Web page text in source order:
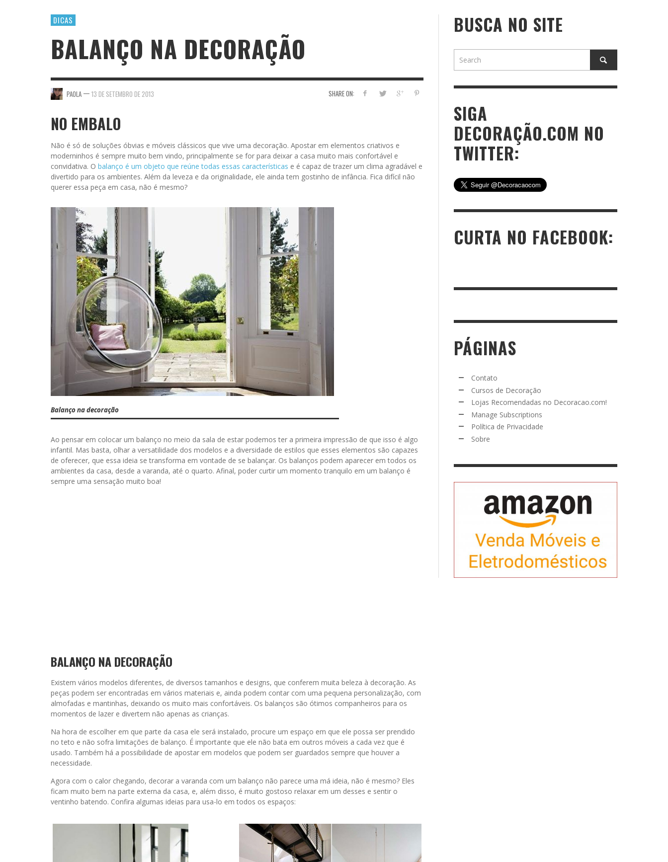
DICAS
BALANÇO NA DECORAÇÃO
SHARE ON:
PAOLA — 13 DE SETEMBRO DE 2013
NO EMBALO
Não é só de soluções óbvias e móveis clássicos que vive uma decoração. Apostar em elementos criativos e
moderninhos é sempre muito bem vindo, principalmente se for para deixar a casa muito mais confortável e
convidativa. O balanço é um objeto que reúne todas essas características e é capaz de trazer um clima agradável e
divertido para os ambientes. Além da leveza e da originalidade, ele ainda tem gostinho de infância. Fica difícil não
querer essa peça em casa, não é mesmo?
Balanço na decoração
Ao pensar em colocar um balanço no meio da sala de estar podemos ter a primeira impressão de que isso é algo
infantil. Mas basta, olhar a versatilidade dos modelos e a diversidade de estilos que esses elementos são capazes
de oferecer, que essa ideia se transforma em vontade de se balançar. Os balanços podem aparecer em todos os
ambientes da casa, desde a varanda, até o quarto. Afinal, poder curtir um momento tranquilo em um balanço é
sempre uma sensação muito boa!
BALANÇO NA DECORAÇÃO
Existem vários modelos diferentes, de diversos tamanhos e designs, que conferem muita beleza à decoração. As
peças podem ser encontradas em vários materiais e, ainda podem contar com uma pequena personalização, com
almofadas e mantinhas, deixando os muito mais confortáveis. Os balanços são ótimos companheiros para os
momentos de lazer e divertem não apenas as crianças.
Na hora de escolher em que parte da casa ele será instalado, procure um espaço em que ele possa ser prendido
no teto e não sofra limitações de balanço. É importante que ele não bata em outros móveis a cada vez que é
usado. Também há a possibilidade de apostar em modelos que podem ser guardados sempre que houver a
necessidade.
Agora com o calor chegando, decorar a varanda com um balanço não parece uma má ideia, não é mesmo? Eles
ficam muito bem na parte externa da casa, e, além disso, é muito gostoso relaxar em um desses e sentir o
ventinho batendo. Confira algumas ideias para usa-lo em todos os espaços:
BUSCA NO SITE
SIGA
DECORAÇÃO.COM NO
TWITTER:
CURTA NO FACEBOOK:
PÁGINAS
Contato
Cursos de Decoração
Lojas Recomendadas no Decoracao.com!
Manage Subscriptions
Política de Privacidade
Sobre